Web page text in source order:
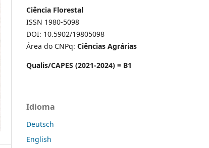
Ciência Florestal
ISSN 1980-5098
DOI: 10.5902/19805098
Área do CNPq: Ciências Agrárias
Qualis/CAPES (2021-2024) = B1
Idioma
Deutsch
English